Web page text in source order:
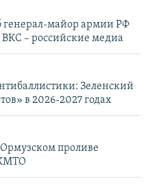
генерал-майор армии РФ
ВКС – российские медиа
Зеленский
в 2026-2027 годах
проливе